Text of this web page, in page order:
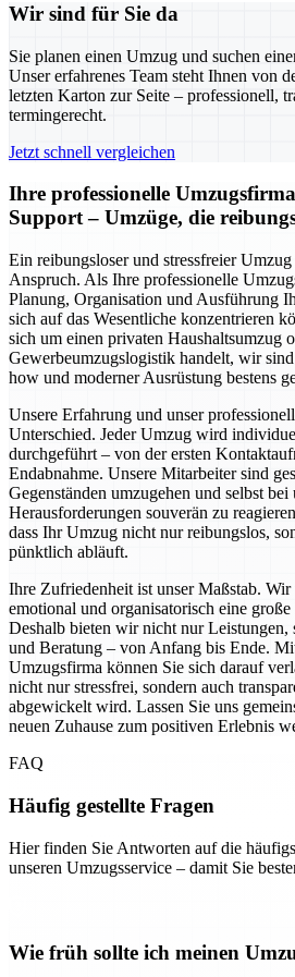
Wir sind für Sie da
Sie planen einen Umzug und suchen
Unser erfahrenes Team steht Ihnen von
letzten Karton zur Seite – professionell,
termingerecht.
Jetzt schnell vergleichen
Ihre professionelle
Support – Umzüge, die
Ein reibungsloser und stressfreier
Anspruch. Als Ihre professionelle
Planung, Organisation und Ausführung
sich auf das Wesentliche konzentrieren
sich um einen privaten Haushaltsumzug
Gewerbeumzugslogistik handelt, wir
how und moderner Ausrüstung bestens
Unsere Erfahrung und unser
Unterschied. Jeder Umzug wird
durchgeführt – von der ersten
Endabnahme. Unsere Mitarbeiter sind
Gegenständen umzugehen und selbst bei
Herausforderungen souverän zu
dass Ihr Umzug nicht nur reibungslos,
pünktlich abläuft.
Ihre Zufriedenheit ist unser Maßstab. Wir
emotional und organisatorisch eine
Deshalb bieten wir nicht nur Leistungen,
und Beratung – von Anfang bis Ende.
Umzugsfirma können Sie sich darauf
nicht nur stressfrei, sondern auch
abgewickelt wird. Lassen Sie uns
neuen Zuhause zum positiven Erlebnis
FAQ
Häufig gestellte Fragen
Hier finden Sie Antworten auf die
unseren Umzugsservice – damit Sie
Wie früh sollte ich meinen